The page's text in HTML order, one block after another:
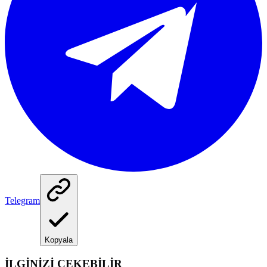
Telegram
Kopyala
İLGİNİZİ ÇEKEBİLİR